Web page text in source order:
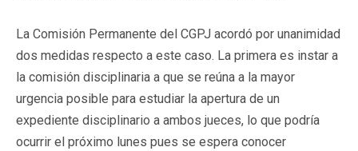
La Comisión Permanente del CGPJ acordó por unanimidad
dos medidas respecto a este caso. La primera es instar a
la comisión disciplinaria a que se reúna a la mayor
urgencia posible para estudiar la apertura de un
expediente disciplinario a ambos jueces, lo que podría
ocurrir el próximo lunes pues se espera conocer